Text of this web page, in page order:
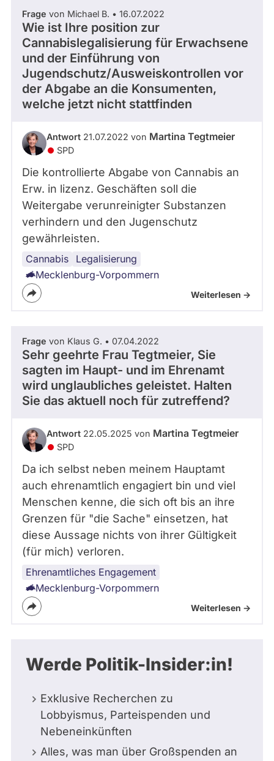
Frage von Michael B. • 16.07.2022
Wie ist Ihre position zur
Cannabislegalisierung für Erwachsene
und der Einführung von
Jugendschutz/Ausweiskontrollen vor
der Abgabe an die Konsumenten,
welche jetzt nicht stattfinden
Antwort 21.07.2022 von Martina Tegtmeier
SPD
Die kontrollierte Abgabe von Cannabis an
Erw. in lizenz. Geschäften soll die
Weitergabe verunreinigter Substanzen
verhindern und den Jugenschutz
gewährleisten.
Cannabis Legalisierung
Drogenpolitik
Mecklenburg-Vorpommern
Weiterlesen ->
Frage von Klaus G. • 07.04.2022
Sehr geehrte Frau Tegtmeier, Sie
sagten im Haupt- und im Ehrenamt
wird unglaubliches geleistet. Halten
Sie das aktuell noch für zutreffend?
Antwort 22.05.2025 von Martina Tegtmeier
SPD
Da ich selbst neben meinem Hauptamt
auch ehrenamtlich engagiert bin und viel
Menschen kenne, die sich oft bis an ihre
Grenzen für "die Sache" einsetzen, hat
diese Aussage nichts von ihrer Gültigkeit
(für mich) verloren.
Ehrenamtliches Engagement
Mecklenburg-Vorpommern
Weiterlesen ->
Werde Politik-Insider:in!
Exklusive Recherchen zu
Lobbyismus, Parteispenden und
Nebeneinkünften
Alles, was man über Großspenden an